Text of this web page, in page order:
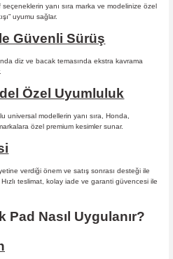
yanı sıra marka ve modelinize özel
uyumu sağlar.
Güvenli Sürüş
diz ve bacak temasında ekstra kavrama
Özel Uyumluluk
universal modellerin yanı sıra, Honda,
özel premium kesimler sunar.
verdiği önem ve satış sonrası desteği ile
teslimat, kolay iade ve garanti güvencesi ile
Pad Nasıl Uygulanır?